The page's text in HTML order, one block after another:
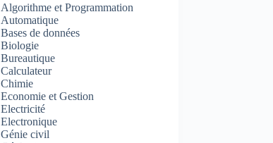
Algorithme et Programmation
Automatique
Bases de données
Biologie
Bureautique
Calculateur
Chimie
Economie et Gestion
Electricité
Electronique
Génie civil